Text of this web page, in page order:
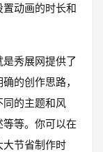
动画的时长和
秀展网提供了
的创作思路，
的主题和风
等。你可以在
节省制作时